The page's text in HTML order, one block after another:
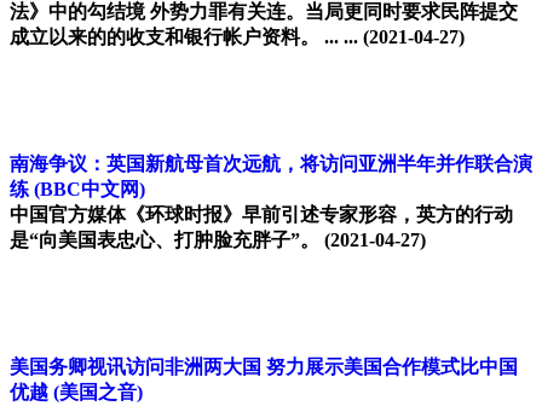
法》中的勾结境 外势力罪有关连。当局更同时要求民阵提交
成立以来的的收支和银行帐户资料。 ... ... (2021-04-27)
南海争议：英国新航母首次远航，将访问亚洲半年并作联合演
练 (BBC中文网)
中国官方媒体《环球时报》早前引述专家形容，英方的行动
是“向美国表忠心、打肿脸充胖子”。
(2021-04-27)
美国务卿视讯访问非洲两大国 努力展示美国合作模式比中国
优越 (美国之音)